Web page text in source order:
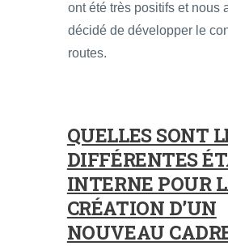
ont été très positifs et nous
décidé de développer le
routes.
QUELLES SONT
DIFFÉRENTES
INTERNE POUR
CRÉATION D’UN
NOUVEAU